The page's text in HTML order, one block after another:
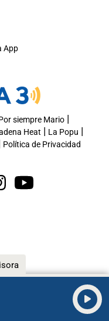
App
siempre Mario|
Heat | La Popu |
Política de Privacidad